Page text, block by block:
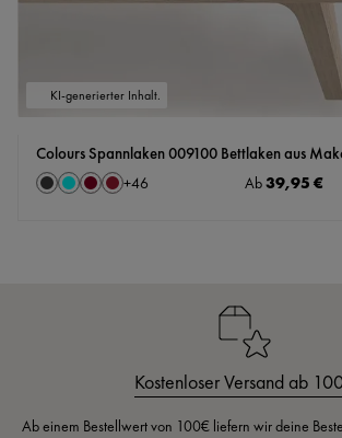
KI-generierter Inhalt.
Colours Spannlaken 009100 Bettlaken aus
Farbeauswählen
Anthrazit
AquaBordeaux
Cassis
+46 Regulärer Preis:
Ab39,95 €
Kostenloser Versand ab
Ab einem Bestellwert von 100€ liefern wir deine